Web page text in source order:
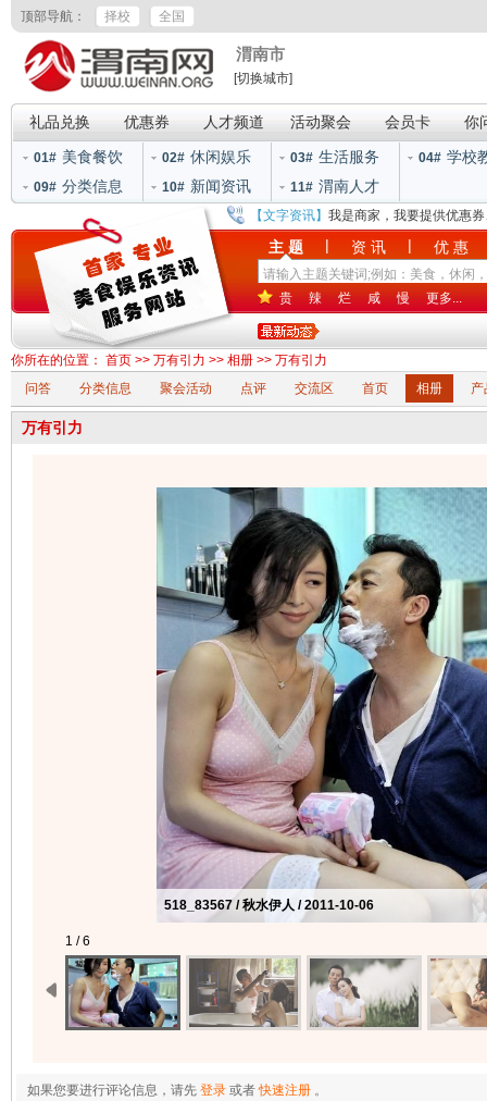
顶部导航： 择校 全国
渭南市
[切换城市]
礼品兑换 优惠券 人才频道 活动聚会 会员卡 你
01# 美食餐饮 02# 休闲娱乐 03# 生活服务 04# 学校
09# 分类信息 10# 新闻资讯 11# 渭南人才
【文字资讯】 我是商家，我要提供优惠
主 题 | 资 讯 | 优 惠
贵 辣 烂 咸 慢 更多...
你所在的位置： 首页 >> 万有引力 >> 相册 >> 万有引力
问答
分类信息 聚会活动 点评 交流区 首页 相册 产
万有引力
518_83567 / 秋水伊人 / 2011-10-06
1 / 6
如果您要进行评论信息，请先 登录 或者快速注册 。